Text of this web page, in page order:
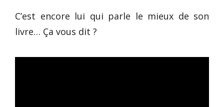
C’est encore lui qui parle le mieux de son
livre… Ça vous dit ?